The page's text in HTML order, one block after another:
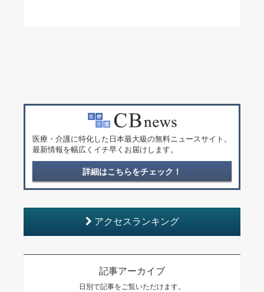
医療・介護に特化した日本最大級の無料ニュースサイト。
最新情報を幅広くイチ早くお届けします。
詳細はこちらをチェック！
アクセスランキング
記事アーカイブ
日別で記事をご覧いただけます。